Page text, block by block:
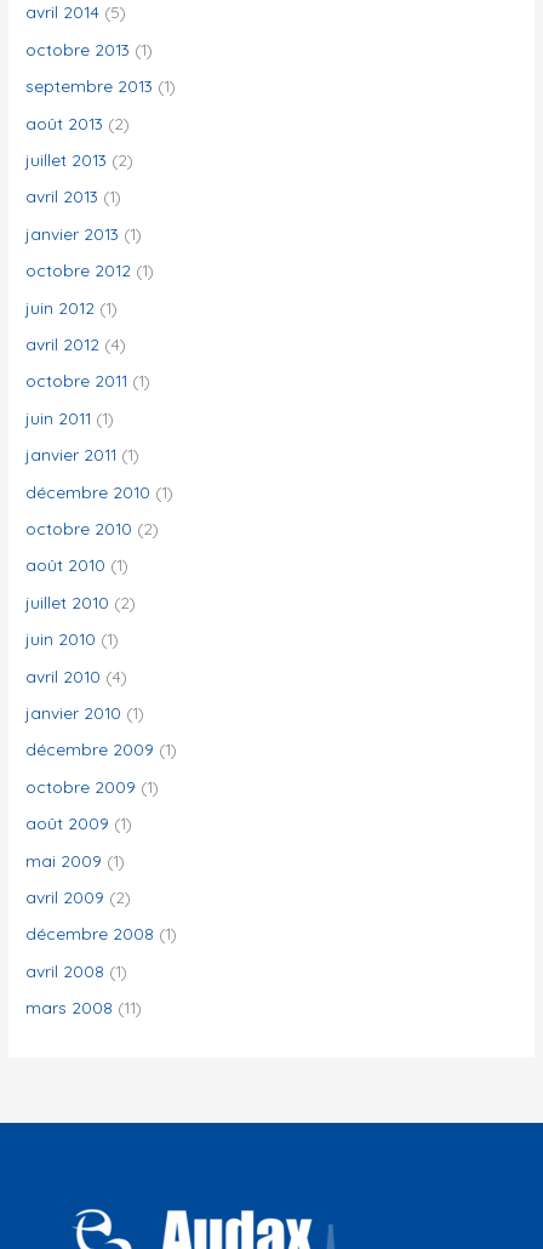
avril 2014 (5)
octobre 2013 (1)
septembre 2013 (1)
août 2013 (2)
juillet 2013 (2)
avril 2013 (1)
janvier 2013 (1)
octobre 2012 (1)
juin 2012 (1)
avril 2012 (4)
octobre 2011 (1)
juin 2011 (1)
janvier 2011 (1)
décembre 2010 (1)
octobre 2010 (2)
août 2010 (1)
juillet 2010 (2)
juin 2010 (1)
avril 2010 (4)
janvier 2010 (1)
décembre 2009 (1)
octobre 2009 (1)
août 2009 (1)
mai 2009 (1)
avril 2009 (2)
décembre 2008 (1)
avril 2008 (1)
mars 2008 (11)